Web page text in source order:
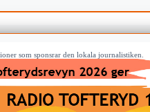
som sponsrar den lokala journalistiken.